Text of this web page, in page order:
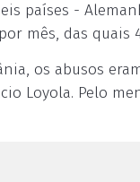
países -
mês, das quais
os abusos
Loyola. Pelo